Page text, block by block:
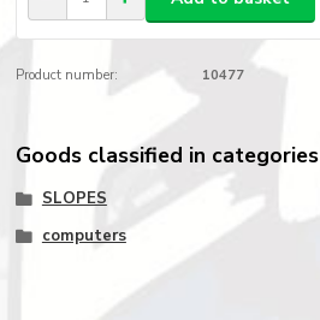
Product number: 10477
Goods classified in categories
SLOPES
computers